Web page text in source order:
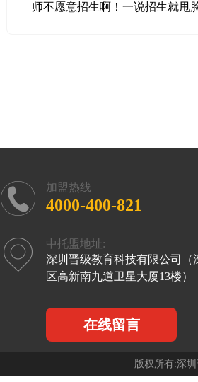
师不愿意招生啊！一说招生就甩
加盟热线
4000-400-821
中托盟地址:
深圳晋级教育科技有限公司（
区高新南九道卫星大厦13楼）
在线留言
版权所有:深